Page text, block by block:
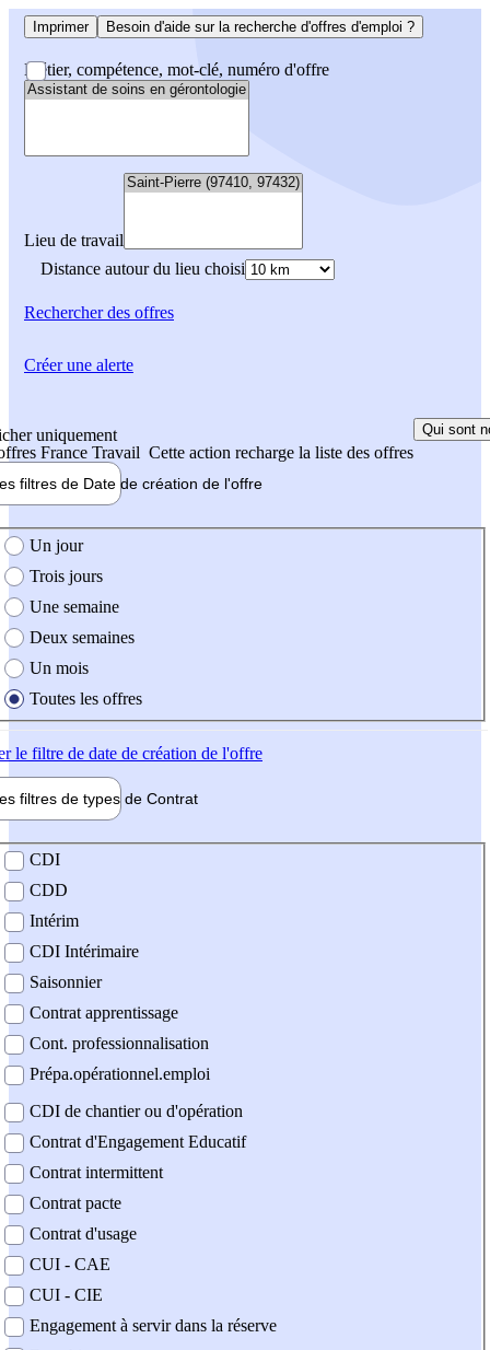
Imprimer Besoin d'aide sur la recherche d'offres d'emploi ?
Métier, compétence, mot-clé, numéro d'offre
Lieu de travail
Distance autour du lieu choisi
Rechercherdes offres
uniquement
France Travail Cette action recharge la liste des offres
Qui sont
filtres de Date de création de l'offre
création de l'offre
Un jour
Trois jours
Une semaine
Deux semaines
Un mois
Toutes les offres
le filtre de date de création de l'offre
filtres de types de Contrat
contrat
CDI
CDD
Intérim
CDI Intérimaire
Saisonnier
Contrat apprentissage
Cont. professionnalisation
Prépa.opérationnel.emploi
CDI de chantier ou d'opération
Contrat d'Engagement Educatif
Contrat intermittent
Contrat pacte
Contrat d'usage
CUI - CAE
CUI - CIE
Engagement à servir dans la réserve
Créer une alerte